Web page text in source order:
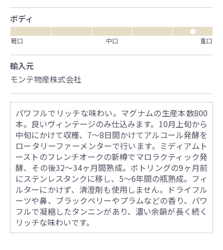
ボディ
●
軽口
中口 重口
輸入元
モンテ物産株式会社
パワフルでリッチな味わい。マグナムの生産本数800
本。良いヴィンテージのみ仕込みます。10月上旬から
中旬にかけて収穫、7～8日間かけてアルコール発酵を
ロータリーファーメンターで行います。ミディアムト
ーストのフレンチオークの新樽でマロラクティック発
酵、その後32～34ヶ月間熟成。ボトリングの9ヶ月前
にステンレスタンクに移し、5～6年間の瓶熟成。フィ
ルターにかけず、清澄剤も使用しません。ドライフル
ーツや鼻、ブラックベリーやプラムなどの香り、パワ
フルで凝縮したタンニンがあり、濃い余韻が長く続く
リッチな味わいです。